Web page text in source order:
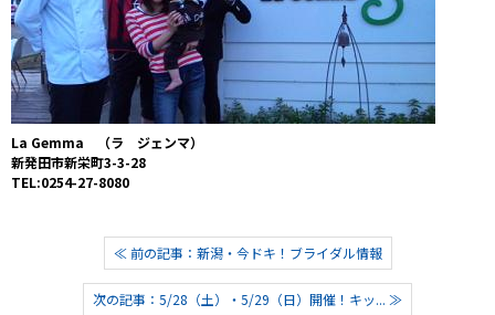
La Gemma （ラ ジェンマ）
新発田市新栄町3-3-28
TEL:0254-27-8080
≪ 前の記事：新潟・今ドキ！ブライダル情報
次の記事：5/28（土）・5/29（日）開催！キッ... ≫